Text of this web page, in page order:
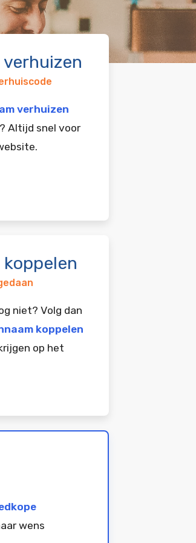
verhuizen
Altijd snel voor
niet? Volg dan
koppelen
op het
wens